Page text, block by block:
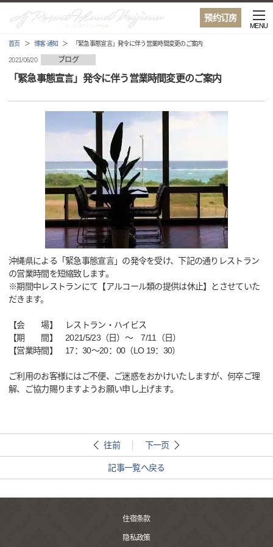
预约订房
MENU
首页 博客·通知 「緊急事態宣言」発令に伴う営業時間変更のご案内
2021/06/20 ブログ
「緊急事態宣言」発令に伴う営業時間変更のご案内
沖縄県による「緊急事態宣言」の発令を受け、下記の通りレストラン
の営業時間を短縮致します。
※期間中レストランにて【アルコール類の提供は休止】とさせていた
だきます。
【会 場】 レストラン・ハイビス
【期 間】 2021/5/23（日）～ 7/11（日）
【営業時間】 17：30～20：00（LO 19：30）
ご利用のお客様にはご不便、ご迷惑をおかけいたしますが、何卒ご理
解、ご協力賜りますようお願い申し上げます。
往前 下一页
記事一覧へ戻る
住宿条款
隐私政策